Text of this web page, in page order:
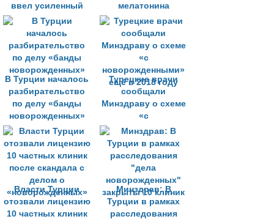
ввел усиленный
контроль за
услугами скорой
помощи
мелатонина
В Турции началось
разбирательство
по делу «банды
новорожденных»
Турецкие врачи
сообщали
Минздраву о схеме
«с
новорожденными»
ещё в 2018 году
Власти Турции
отозвали лицензию
10 частных клиник
Минздрав: В
Турции в рамках
расследования